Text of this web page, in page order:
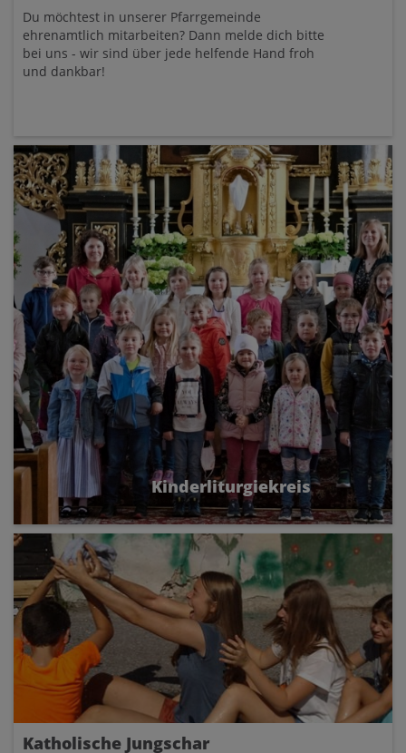
Du möchtest in unserer Pfarrgemeinde
ehrenamtlich mitarbeiten? Dann melde dich bitte
bei uns - wir sind über jede helfende Hand froh
und dankbar!
Kinderliturgiekreis
Einmal im Monat findet in der Pfarre
Frankenburg ein Familiengottesdienst statt. Zu
diesem Gottesdienst sind besonders Kinder
mit ihren Familien eingeladen. Auf
kindgerechte Art und Weise werden den
Kindern Kirche, Glaube und Bibel
nähergebracht.
Katholische Jungschar